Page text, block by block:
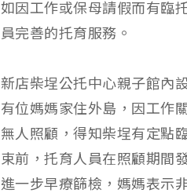
如因工作或保母請假而有臨
員完善的托育服務。
新店柴埕公托中心親子館內
有位媽媽家住外島，因工作
無人照顧，得知柴埕有定點
束前，托育人員在照顧期間
進一步早療篩檢，媽媽表示